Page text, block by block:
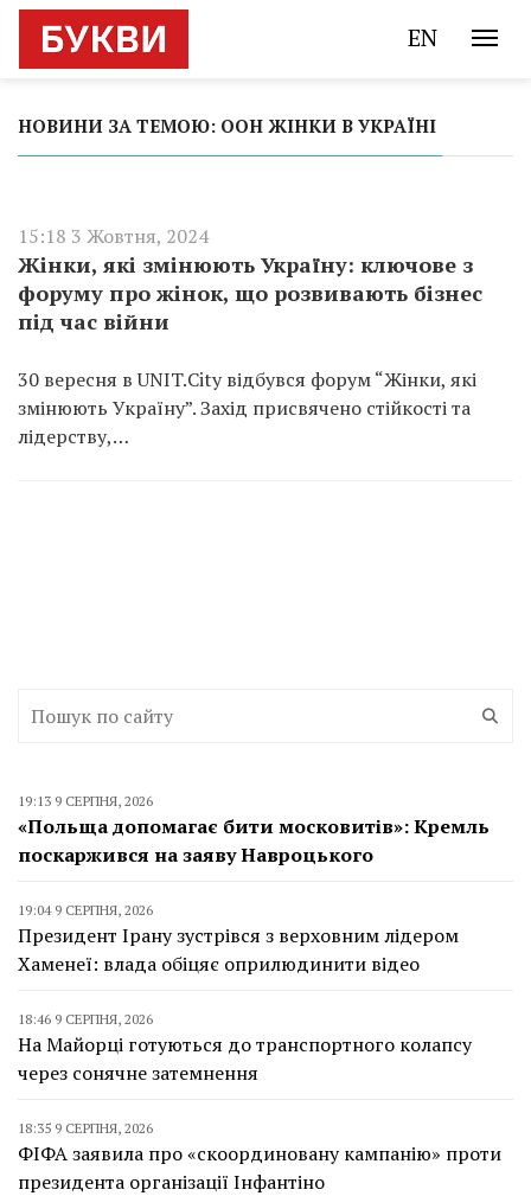
EN
НОВИНИ ЗА ТЕМОЮ: ООН ЖІНКИ В УКРАЇНІ
15:18 3 Жовтня, 2024
Жінки, які змінюють Україну: ключове з
форуму про жінок, що розвивають бізнес
під час війни
30 вересня в UNIT.City відбувся форум “Жінки, які
змінюють Україну”. Захід присвячено стійкості та
лідерству,…
19:13 9 СЕРПНЯ, 2026
«Польща допомагає бити московитів»: Кремль
поскаржився на заяву Навроцького
19:04 9 СЕРПНЯ, 2026
Президент Ірану зустрівся з верховним лідером
Хаменеї: влада обіцяє оприлюдинити відео
18:46 9 СЕРПНЯ, 2026
На Майорці готуються до транспортного колапсу
через сонячне затемнення
18:35 9 СЕРПНЯ, 2026
ФІФА заявила про «скоординовану кампанію» проти
президента організації Інфантіно